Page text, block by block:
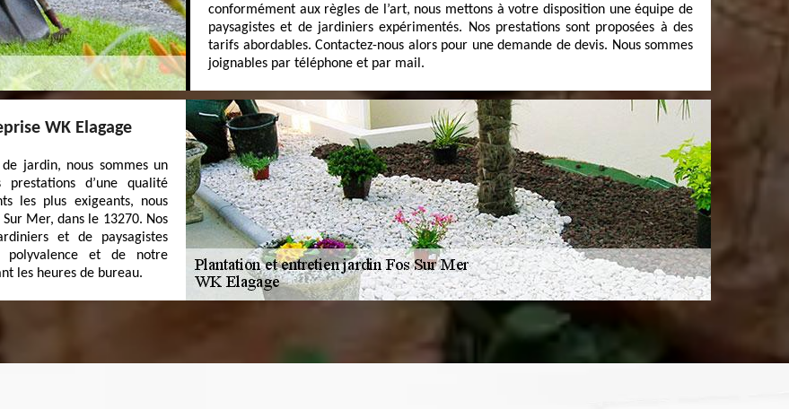
conformément aux règles de l’art, nous mettons à votre disposition une équipe de
paysagistes et de jardiniers expérimentés. Nos prestations sont proposées à des
tarifs abordables. Contactez-nous alors pour une demande de devis. Nous sommes
joignables par téléphone et par mail.
WK Elagage
jardin, nous sommes un
d’une qualité
les plus exigeants, nous
Mer, dans le 13270. Nos
et de paysagistes
polyvalence et de notre
les heures de bureau.